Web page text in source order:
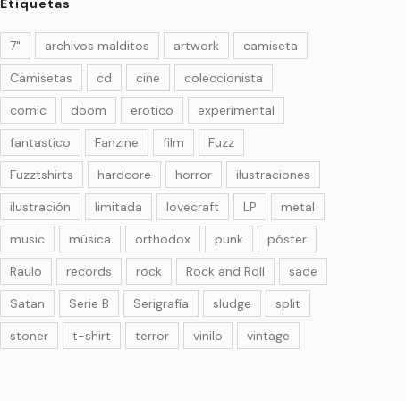
Etiquetas
7" archivos malditos artwork
camiseta
Camisetas
cd cine
coleccionista
comic
doom erotico
experimental
fantastico
Fanzine film
Fuzz
Fuzztshirts
hardcore horror
ilustraciones
ilustración
limitada lovecraft LP
metal
music
música orthodox punk
póster
Raulo
records rock Rock and Roll
sade
Satan
Serie B Serigrafía sludge
split
stoner
t-shirt terror vinilo vintage